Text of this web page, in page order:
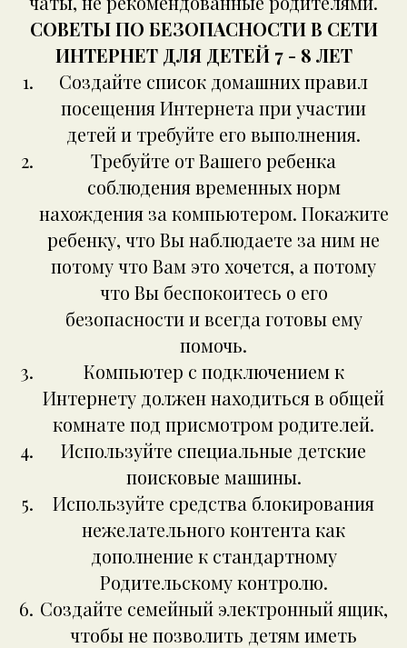
СОВЕТЫ ПО БЕЗОПАСНОСТИ В СЕТИ
ИНТЕРНЕТ ДЛЯ ДЕТЕЙ 7 - 8 ЛЕТ
Создайте список домашних правил
посещения Интернета при участии
детей и требуйте его выполнения.
Требуйте от Вашего ребенка
соблюдения временных норм
нахождения за компьютером. Покажите
ребенку, что Вы наблюдаете за ним не
потому что Вам это хочется, а потому
что Вы беспокоитесь о его
безопасности и всегда готовы ему
помочь.
Компьютер с подключением к
Интернету должен находиться в общей
комнате под присмотром родителей.
Используйте специальные детские
поисковые машины.
Используйте средства блокирования
нежелательного контента как
дополнение к стандартному
Родительскому контролю.
Создайте семейный электронный ящик,
чтобы не позволить детям иметь